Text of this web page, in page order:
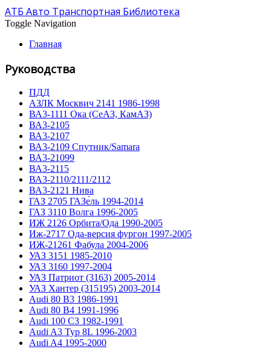
АТБ Авто Транспортная Библиотека
Toggle Navigation
Главная
Руководства
ПДД
АЗЛК Москвич 2141 1986-1998
ВА3-1111 Ока (СеАЗ, КамАЗ)
ВА3-2105
ВА3-2107
ВА3-2109 Спутник/Samara
ВА3-21099
ВА3-2115
ВА3-2110/2111/2112
ВА3-2121 Нива
ГАЗ 2705 ГАЗе́ль 1994-2014
ГАЗ 3110 Волга 1996-2005
ИЖ 2126 Орбита/Ода 1990-2005
Иж-2717 Ода-версия фургон 1997-2005
ИЖ-21261 Фабула 2004-2006
УАЗ 3151 1985-2010
УАЗ 3160 1997-2004
УАЗ Патриот (3163) 2005-2014
УАЗ Хантер (315195) 2003-2014
Audi 80 B3 1986-1991
Audi 80 B4 1991-1996
Audi 100 C3 1982-1991
Audi A3 Typ 8L 1996-2003
Audi A4 1995-2000